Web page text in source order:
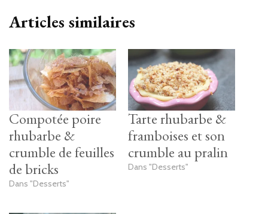
Articles similaires
Compotée poire
rhubarbe &
crumble de feuilles
de bricks
Dans "Desserts"
Tarte rhubarbe &
framboises et son
crumble au pralin
Dans "Desserts"